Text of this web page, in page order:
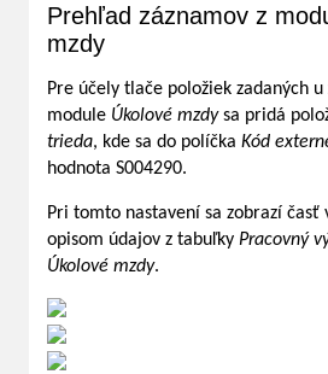
Prehľad záznamov z
mzdy
Pre účely tlače položiek zadaných
module Úkolové mzdysa pridá
trieda, kde sa do políčka Kód
hodnota S004290.
Pri tomto nastavení sa zobrazí časť
opisom údajov z tabuľky Pracovný
Úkolové mzdy.